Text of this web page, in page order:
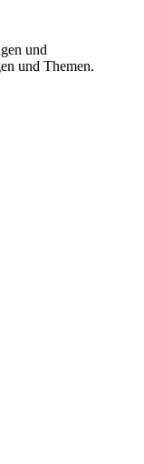
und
und Themen.